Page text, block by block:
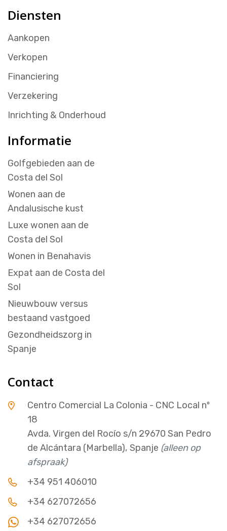
Diensten
Aankopen
Verkopen
Financiering
Verzekering
Inrichting & Onderhoud
Informatie
Golfgebieden aan de
Costa del Sol
Wonen aan de
Andalusische kust
Luxe wonen aan de
Costa del Sol
Wonen in Benahavis
Expat aan de Costa del
Sol
Nieuwbouw versus
bestaand vastgoed
Gezondheidszorg in
Spanje
Contact
Centro Comercial La Colonia - CNC Local nº
18
Avda. Virgen del Rocío s/n 29670 San Pedro
de Alcántara (Marbella), Spanje (alleen op
afspraak)
+34 951 406010
+34 627072656
+34 627072656